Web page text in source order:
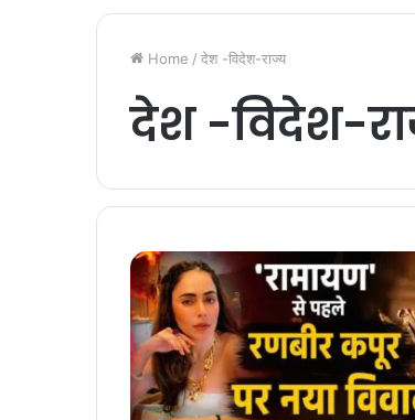
Home / देश -विदेश-राज्य
देश -विदेश-